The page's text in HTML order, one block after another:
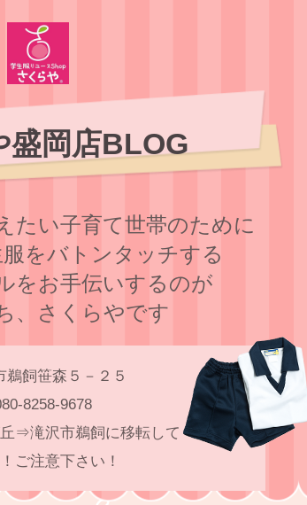
盛岡店BLOG
たい子育て世帯のために
をバトンタッチする
をお⼿伝いするのが
、さくらやです
飼笹森５－２５
8258-9678
⇒滝沢市鵜飼に移転して
ご注意下さい！